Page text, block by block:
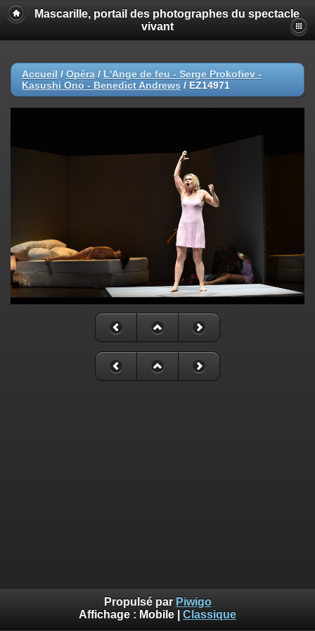
Mascarille, portail des photographes du spectacle
vivant
Accueil / Opéra / L'Ange de feu - Serge Prokofiev -
Kasushi Ono - Benedict Andrews / EZ14971
Propulsé par Piwigo
Affichage : Mobile Classique